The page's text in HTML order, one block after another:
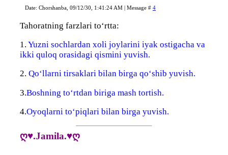
Date: Chorshanba, 09/12/30, 1:41:24 AM | Message # 4
Tahoratning farzlari to‘rtta:
1. Yuzni sochlardan xoli joylarini iyak ostigacha va
ikki quloq orasidagi qismini yuvish.
2. Qo‘llarni tirsaklari bilan birga qo‘shib yuvish.
3.Boshning to‘rtdan biriga mash tortish.
4.Oyoqlarni to‘piqlari bilan birga yuvish.
ღ♥.Jamila.♥ღ